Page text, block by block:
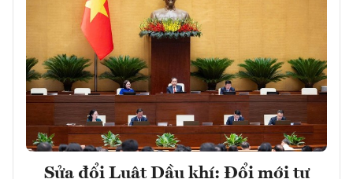
Sửa đổi Luật Dầu khí: Đổi mới tư